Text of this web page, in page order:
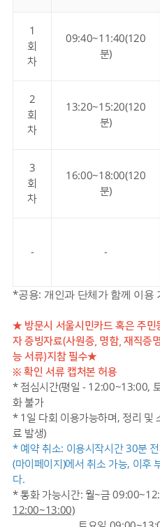
1
회
차
09:40~11:40(120
분)
2
회
차
13:20~15:20(120
분)
3
회
차
16:00~18:00(120
분)
- -
*공용: 개인과 단체가 함께 이용
★ 방문시 서울시민카드 혹은 주민
자 증빙자료(사원증, 명함, 재직증
능 서류)지참 필수★
※ 확인 서류 캡처본 허용
* 점심시간(평일 - 12:00~13:00,
화 불가
* 1일 다회 이용가능하며, 정리 및
료 발생)
* 예약 취소: 이용시작시간 30분
(마이페이지)에서 취소 가능, 이후
다.
* 통화 가능시간: 월~금
12:00~13:00)